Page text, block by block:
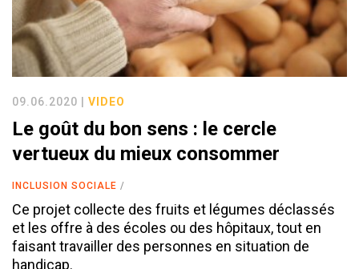
09.06.2020 | VIDEO
Le goût du bon sens : le cercle
vertueux du mieux consommer
INCLUSION SOCIALE
Ce projet collecte des fruits et légumes déclassés
et les offre à des écoles ou des hôpitaux, tout en
faisant travailler des personnes en situation de
handicap.